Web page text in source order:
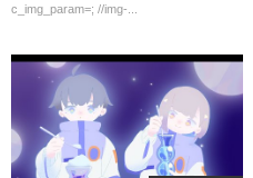
c_img_param=; //img-...